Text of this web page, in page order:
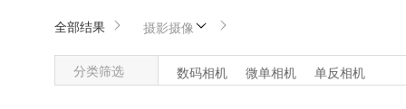
全部结果 摄影摄像
分类筛选 数码相机 微单相机 单反相机